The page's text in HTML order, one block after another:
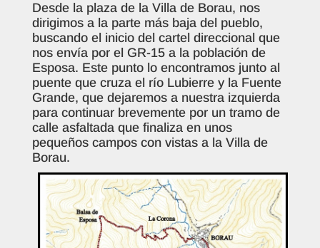
Desde la plaza de la Villa de Borau, nos
dirigimos a la parte más baja del pueblo,
buscando el inicio del cartel direccional que
nos envía por el GR-15 a la población de
Esposa. Este punto lo encontramos junto al
puente que cruza el río Lubierre y la Fuente
Grande, que dejaremos a nuestra izquierda
para continuar brevemente por un tramo de
calle asfaltada que finaliza en unos
pequeños campos con vistas a la Villa de
Borau.